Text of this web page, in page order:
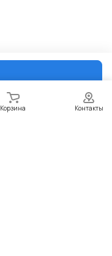
Корзина Контакты